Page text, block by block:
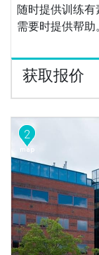
随时提供训练
需要时提供帮助
获取报价
2